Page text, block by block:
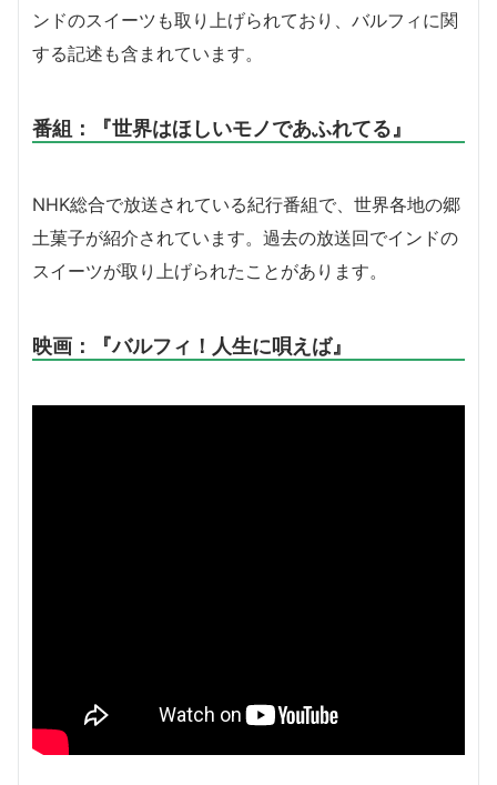
ンドのスイーツも取り上げられており、バルフィに関
する記述も含まれています。
番組： 『世界はほしいモノであふれてる』
NHK総合で放送されている紀行番組で、世界各地の郷
土菓子が紹介されています。過去の放送回でインドの
スイーツが取り上げられたことがあります。
映画： 『バルフィ！人生に唄えば』